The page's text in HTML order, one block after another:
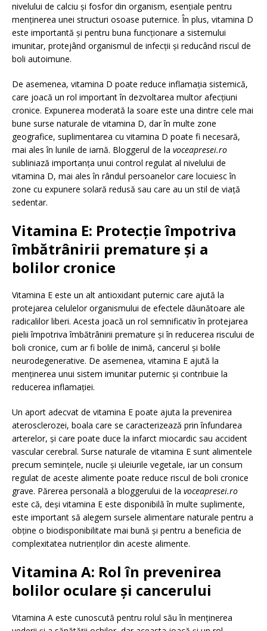
nivelului de calciu și fosfor din organism, esențiale pentru
menținerea unei structuri osoase puternice. În plus, vitamina D
este importantă și pentru buna funcționare a sistemului
imunitar, protejând organismul de infecții și reducând riscul de
boli autoimune.
De asemenea, vitamina D poate reduce inflamația sistemică,
care joacă un rol important în dezvoltarea multor afecțiuni
cronice. Expunerea moderată la soare este una dintre cele mai
bune surse naturale de vitamina D, dar în multe zone
geografice, suplimentarea cu vitamina D poate fi necesară,
mai ales în lunile de iarnă. Bloggerul de la voceapresei.ro
subliniază importanța unui control regulat al nivelului de
vitamina D, mai ales în rândul persoanelor care locuiesc în
zone cu expunere solară redusă sau care au un stil de viață
sedentar.
Vitamina E: Protecție împotriva
îmbătrânirii premature și a
bolilor cronice
Vitamina E este un alt antioxidant puternic care ajută la
protejarea celulelor organismului de efectele dăunătoare ale
radicalilor liberi. Acesta joacă un rol semnificativ în protejarea
pielii împotriva îmbătrânirii premature și în reducerea riscului de
boli cronice, cum ar fi bolile de inimă, cancerul și bolile
neurodegenerative. De asemenea, vitamina E ajută la
menținerea unui sistem imunitar puternic și contribuie la
reducerea inflamației.
Un aport adecvat de vitamina E poate ajuta la prevenirea
aterosclerozei, boala care se caracterizează prin înfundarea
arterelor, și care poate duce la infarct miocardic sau accident
vascular cerebral. Surse naturale de vitamina E sunt alimentele
precum semințele, nucile și uleiurile vegetale, iar un consum
regulat de aceste alimente poate reduce riscul de boli cronice
grave. Părerea personală a bloggerului de la voceapresei.ro
este că, deși vitamina E este disponibilă în multe suplimente,
este important să alegem sursele alimentare naturale pentru a
obține o biodisponibilitate mai bună și pentru a beneficia de
complexitatea nutrienților din aceste alimente.
Vitamina A: Rol în prevenirea
bolilor oculare și cancerului
Vitamina A este cunoscută pentru rolul său în menținerea